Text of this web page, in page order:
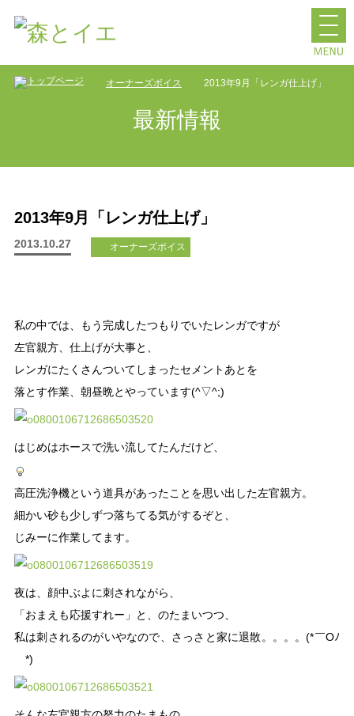
オーナーズボイス 2013年9月「レンガ仕上げ」
最新情報
2013年9月「レンガ仕上げ」
2013.10.27 オーナーズボイス
私の中では、もう完成したつもりでいたレンガですが
左官親方、仕上げが大事と、
レンガにたくさんついてしまったセメントあとを
落とす作業、朝昼晩とやっています(^▽^;)
はじめはホースで洗い流してたんだけど、
高圧洗浄機という道具があったことを思い出した左官親方。
細かい砂も少しずつ落ちてる気がするぞと、
じみーに作業してます。
夜は、顔中ぶよに刺されながら、
「おまえも応援すれー」と、のたまいつつ、
私は刺されるのがいやなので、さっさと家に退散。。。。(*￣Oﾉ
￣*)